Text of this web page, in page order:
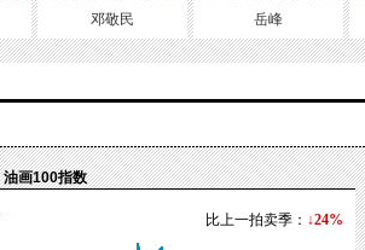
邓敬民 岳峰
油画100指数
比上一拍卖季： ↓24%